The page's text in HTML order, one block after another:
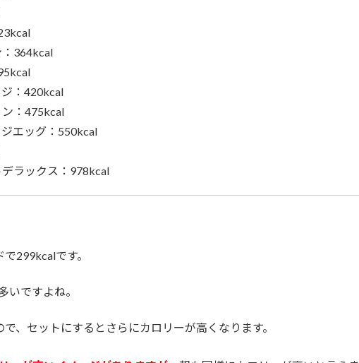
：364kcal
：420kcal
ン：475kcal
エッグ：550kcal
ラックス：978kcal
299kcalです。
いですよね。
、セットにするとさらにカロリーが高くなります。